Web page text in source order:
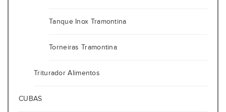
Tanque Inox Tramontina
Torneiras Tramontina
Triturador Alimentos
CUBAS